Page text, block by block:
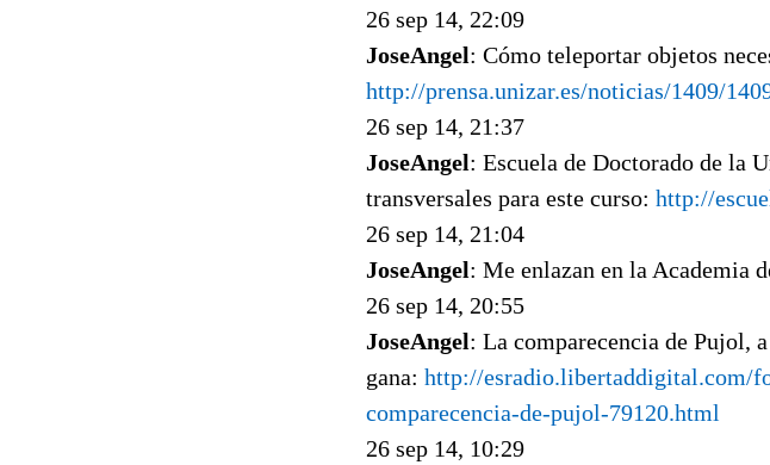
26 sep 14, 22:09
JoseAngel: Cómo teleportar objetos
http://prensa.unizar.es/noticias/1409/
26 sep 14, 21:37
JoseAngel: Escuela de Doctorado de la
transversales para este curso: http://
26 sep 14, 21:04
JoseAngel: Me enlazan en la Academia
26 sep 14, 20:55
JoseAngel: La comparecencia de Pujol,
gana: http://esradio.libertaddigital.com/
comparecencia-de-pujol-79120.html
26 sep 14, 10:29